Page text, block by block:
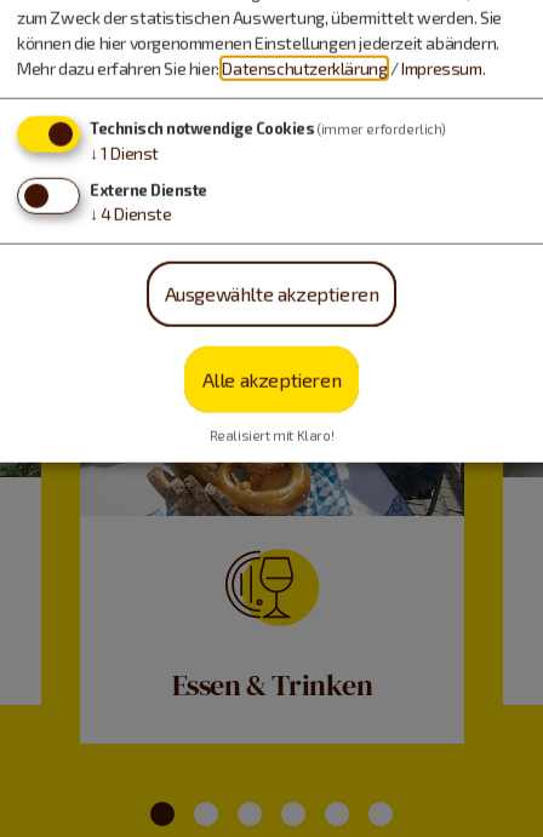
trinken…
Essen & Trinken
zum Zweck der statistischen Auswertung, übermittelt werden. Sie
können die hier vorgenommenen Einstellungen jederzeit abändern.
Mehr dazu erfahren Sie hier:Datenschutzerklärung /Impressum.
Technisch notwendige Cookies (immer erforderlich)
↓ 1 Dienst
Externe Dienste
↓ 4Dienste
Ausgewählte akzeptieren
Alle akzeptieren
Realisiert mit Klaro!